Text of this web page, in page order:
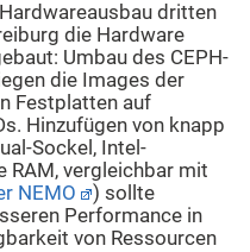
dritten
die Hardware
Umbau des CEPH-
die Images der
Festplatten auf
Hinzufügen von knapp
Sockel, Intel-
RAM, vergleichbar mit
NEMO
) sollte
Performance in
von Ressourcen